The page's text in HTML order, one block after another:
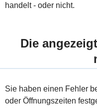
handelt - oder nicht.
Die
Sie haben einen Fehler
oder Öffnungszeiten